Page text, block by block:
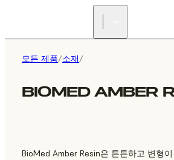
모든 제품/소재/
BIOMED AMBER
BioMed Amber Resin은 튼튼하고 변형